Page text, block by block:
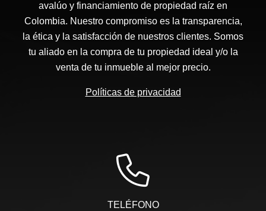
avalúo y financiamiento de propiedad raíz en
Colombia. Nuestro compromiso es la transparencia,
la ética y la satisfacción de nuestros clientes. Somos
tu aliado en la compra de tu propiedad ideal y/o la
venta de tu inmueble al mejor precio.
Políticas de privacidad
TELÉFONO